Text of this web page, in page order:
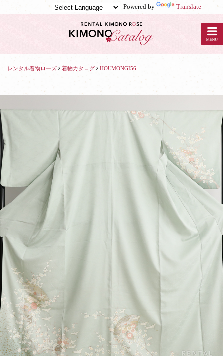
Powered by
Translate
ル
ロ
ー
ズ
で
着
物
レ
ン
タ
ル：
HOUMONGI56
レンタル着物ローズ 着物カタログ HOUMONGI56